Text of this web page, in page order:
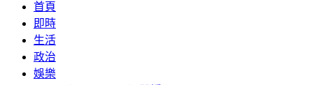
首頁
即時
生活
政治
娛樂